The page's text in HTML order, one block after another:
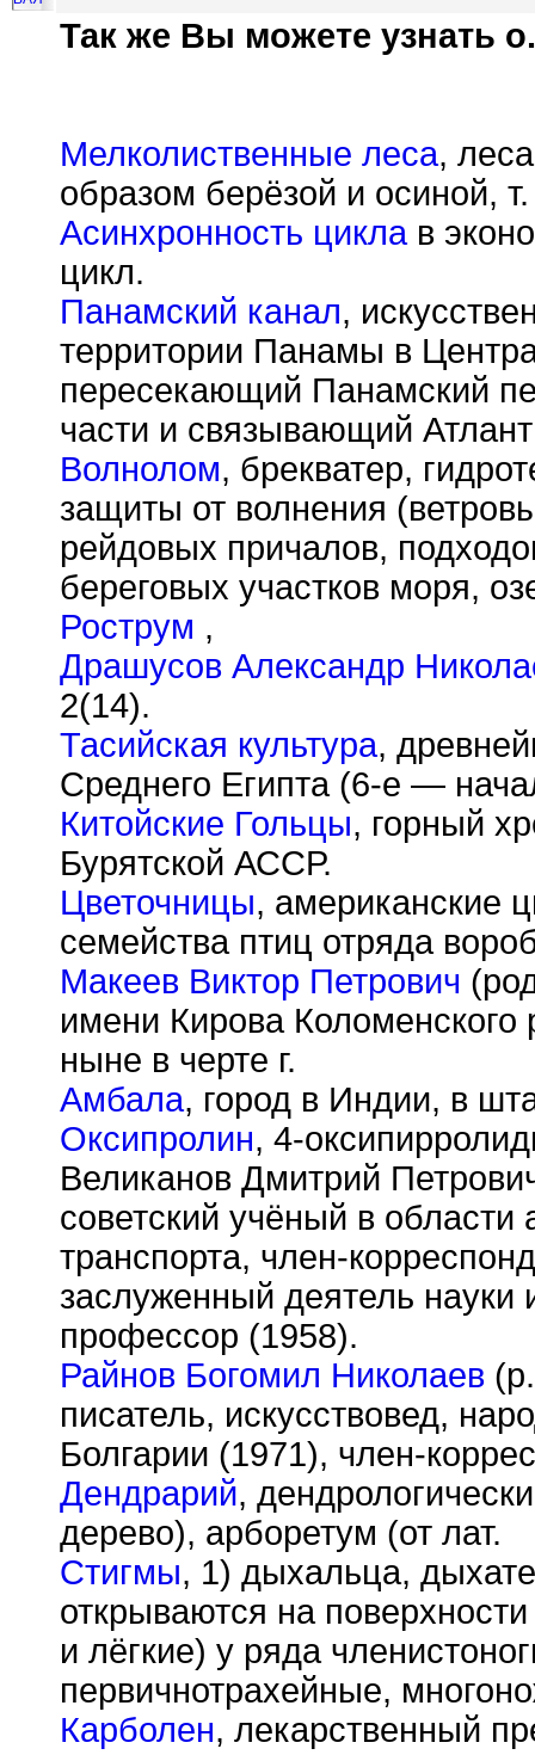
Так же Вы можете узнать
Мелколиственные леса,
образом берёзой и осиной, т.
Асинхронность циклав
цикл.
Панамский канал,
территории Панамы в
пересекающий Панамский
части и связывающий
Волнолом, брекватер,
защиты от волнения
рейдовых причалов,
береговых участков моря,
Рострум ,
Драшусов Александр
2(14).
Тасийская культура,
Среднего Египта (6-е —
Китойские Гольцы, горный
Бурятской АССР.
Цветочницы, американские
семейства птиц отряда
Макеев Виктор Петрович
имени Кирова Коломенского
ныне в черте г.
Амбала, город в Индии, в
Оксипролин, 4-
Великанов Дмитрий
советский учёный в области
транспорта, член-
заслуженный деятель
профессор (1958).
Райнов Богомил Николаев
писатель, искусствовед,
Болгарии (1971), член-
Дендрарий,
дерево), арборетум (от лат.
Стигмы, 1) дыхальца,
открываются на
и лёгкие) у ряда
первичнотрахейные,
Карболен, лекарственный